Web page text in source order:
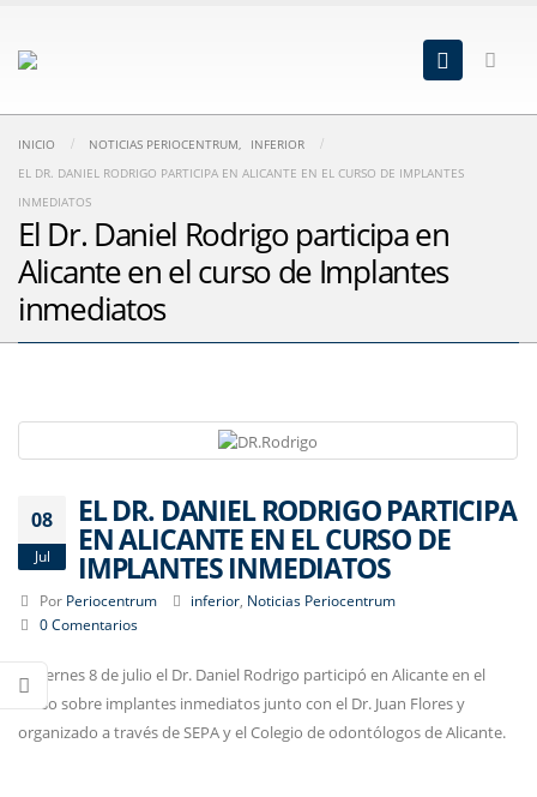
INICIO NOTICIAS PERIOCENTRUM,
INFERIOR
EL DR. DANIEL RODRIGO PARTICIPA EN ALICANTE EN EL CURSO DE IMPLANTES
INMEDIATOS
El Dr. Daniel Rodrigo participa en
Alicante en el curso de Implantes
inmediatos
08
Jul
EL DR. DANIEL RODRIGO PARTICIPA
EN ALICANTE EN EL CURSO DE
IMPLANTES INMEDIATOS
Por Periocentrum inferior Noticias Periocentrum
0 Comentarios
El viernes 8 de julio el Dr. Daniel Rodrigo participó en Alicante en el
curso sobre implantes inmediatos junto con el Dr. Juan Flores y
organizado a través de SEPA y el Colegio de odontólogos de Alicante.